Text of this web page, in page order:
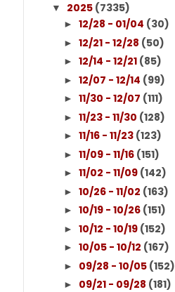
▼ 2025 (7335)
►12/28 - 01/04 (30)
►12/21 - 12/28 (50)
►12/14 - 12/21 (85)
►12/07 - 12/14 (99)
►11/30 - 12/07 (111)
►11/23 - 11/30 (128)
►11/16 - 11/23 (123)
►11/09 - 11/16 (151)
►11/02 - 11/09 (142)
►10/26 - 11/02 (163)
►10/19 - 10/26 (151)
►10/12 - 10/19 (152)
►10/05 - 10/12 (167)
► 09/28 - 10/05 (152)
► 09/21 - 09/28 (181)